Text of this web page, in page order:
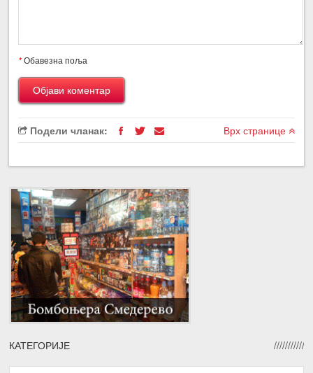
*Обавезна поља
Подели чланак: Врх странице
КАТЕГОРИЈЕ